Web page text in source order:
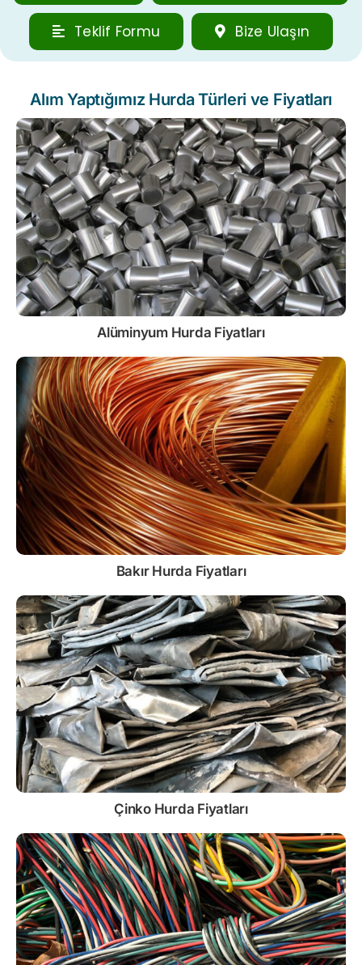
Teklif Formu Bize Ulaşın
Alım Yaptığımız Hurda Türleri ve Fiyatları
Alüminyum Hurda Fiyatları
Bakır Hurda Fiyatları
Çinko Hurda Fiyatları